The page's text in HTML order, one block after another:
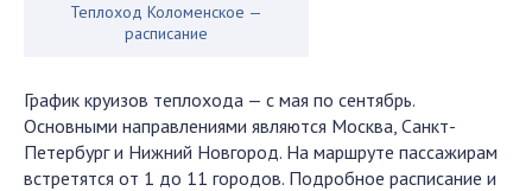
Теплоход Коломенское —
расписание
График круизов теплохода — с мая по сентябрь.
Основными направлениями являются Москва, Санкт-
Петербург и Нижний Новгород. На маршруте пассажирам
встретятся от 1 до 11 городов. Подробное расписание и